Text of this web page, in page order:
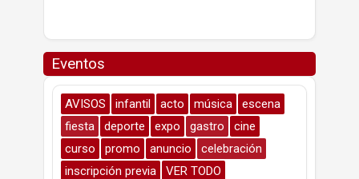
Eventos
AVISOS infantil acto música
escena
fiesta
deporte expo gastro
cine
curso
promo anuncio
celebración
inscripción previa
VER TODO